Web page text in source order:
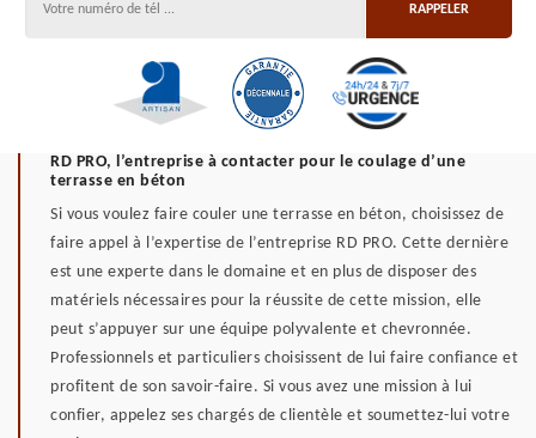
RD PRO, l’entreprise à contacter pour le coulage d’une
terrasse en béton
Si vous voulez faire couler une terrasse en béton, choisissez de
faire appel à l’expertise de l’entreprise RD PRO. Cette dernière
est une experte dans le domaine et en plus de disposer des
matériels nécessaires pour la réussite de cette mission, elle
peut s’appuyer sur une équipe polyvalente et chevronnée.
Professionnels et particuliers choisissent de lui faire confiance et
profitent de son savoir-faire. Si vous avez une mission à lui
confier, appelez ses chargés de clientèle et soumettez-lui votre